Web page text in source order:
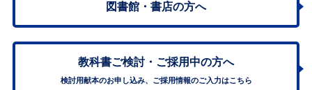
図書館・書店の方へ
教科書ご検討・ ご採用中の方へ
検討用献本のお申し込み、ご採用情報のご入力はこちら